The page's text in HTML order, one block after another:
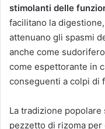
stimolanti delle
facilitano la
attenuano gli spasmi
anche come
come espettorante in
conseguenti a colpi di
La tradizione
pezzetto di rizoma